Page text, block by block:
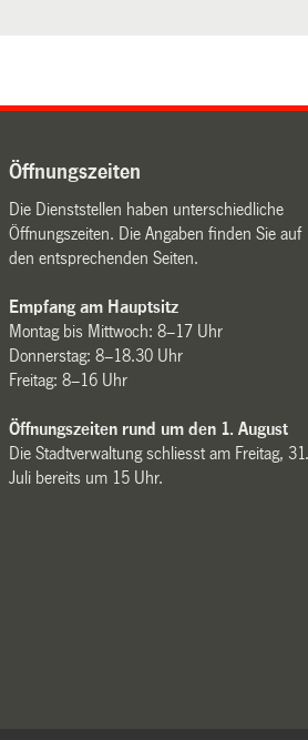
Öffnungszeiten
Die Dienststellen haben unterschiedliche
Öffnungszeiten. Die Angaben finden Sie auf
den entsprechenden Seiten.
Empfang am Hauptsitz
Montag bis Mittwoch: 8–17 Uhr
Donnerstag: 8–18.30 Uhr
Freitag: 8–16 Uhr
Öffnungszeiten rund um den 1. August
Die Stadtverwaltung schliesst am Freitag, 31.
Juli bereits um 15 Uhr.